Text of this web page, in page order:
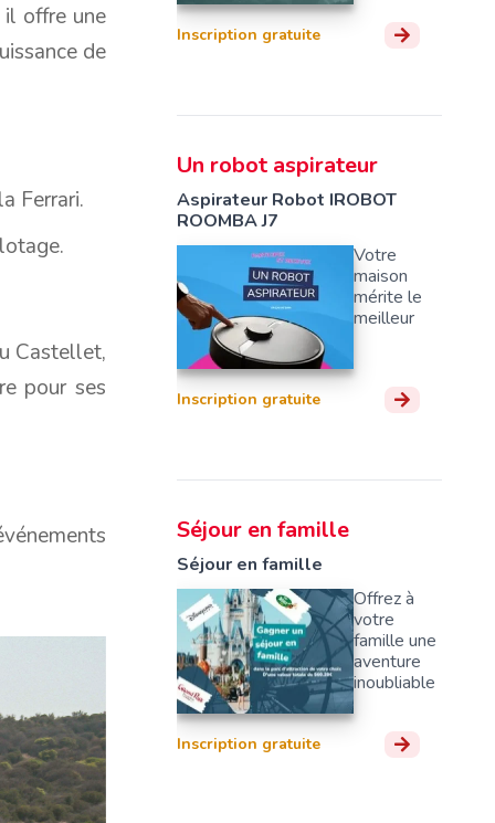
il offre une
de
Ferrari.
Castellet,
pour ses
Inscription gratuite
Un robot aspirateur
Aspirateur Robot IROBOT
ROOMBA J7
Votre
maison
mérite le
meilleur
Inscription gratuite
Séjour en famille
Séjour en famille
Offrez à
votre
famille une
aventure
inoubliable
Inscription gratuite